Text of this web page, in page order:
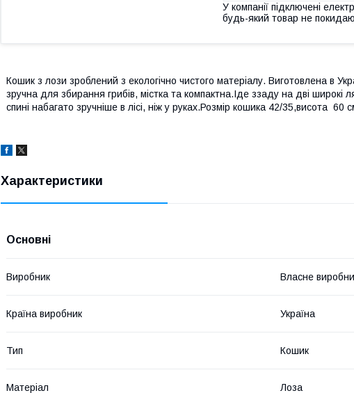
У компанії підключені
будь-який товар не
Кошик з лози зроблений з екологічно чистого матеріалу. Виготовлена в
зручна для збирання грибів, містка та компактна.Іде ззаду на дві
спині набагато зручніше в лісі, ніж у руках.Розмір кошика 42/35,висота
Характеристики
Основні
Виробник Власне
Країна виробник Україна
Тип Кошик
Матеріал Лоза